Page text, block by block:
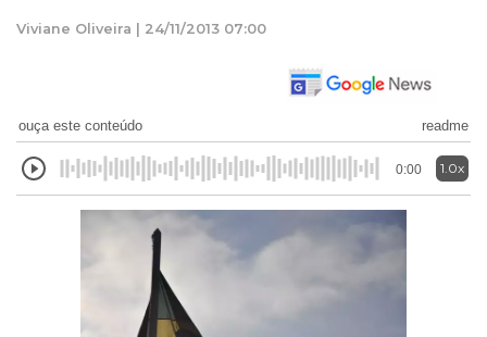
Viviane Oliveira | 24/11/2013 07:00
ouça este conteúdo readme
0:00 1.0x